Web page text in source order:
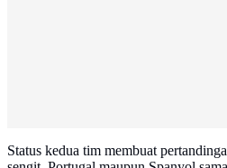
Status kedua tim membuat